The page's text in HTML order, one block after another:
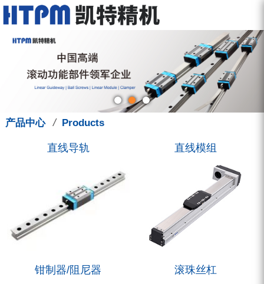
走进凯特
关于我们
品牌故事
人才管理
产品中心
直线导轨
直线模组
钳制器/阻尼器
圆弧导轨
微型导轨
服务中心
型录下载
图型下载
技术支援
新闻中心
新闻动态
展会讯息
凯特学堂
联系我们
联系方式
招聘信息
产品中心 /Products
直线导轨 直线模组
钳制器/阻尼器 滚珠丝杠